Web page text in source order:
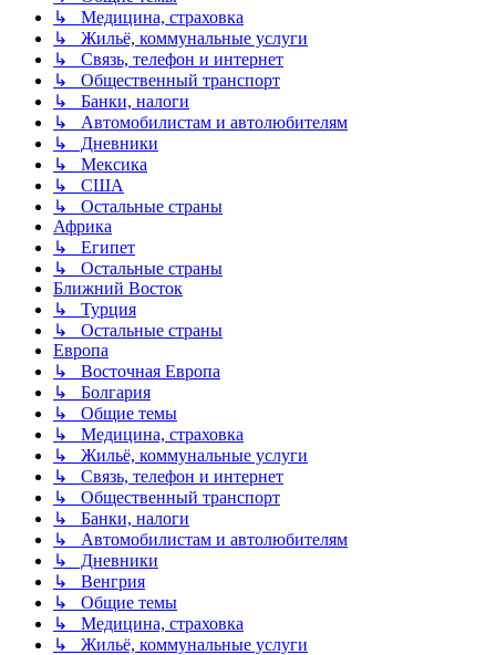
↳ Медицина, страховка
↳ Жильё, коммунальные услуги
↳ Связь, телефон и интернет
↳ Общественный транспорт
↳ Банки, налоги
↳ Автомобилистам и автолюбителям
↳ Дневники
↳ Мексика
↳ США
↳ Остальные страны
Африка
↳ Египет
↳ Остальные страны
Ближний Восток
↳ Турция
↳ Остальные страны
Европа
↳ Восточная Европа
↳ Болгария
↳ Общие темы
↳ Медицина, страховка
↳ Жильё, коммунальные услуги
↳ Связь, телефон и интернет
↳ Общественный транспорт
↳ Банки, налоги
↳ Автомобилистам и автолюбителям
↳ Дневники
↳ Венгрия
↳ Общие темы
↳ Медицина, страховка
↳ Жильё, коммунальные услуги